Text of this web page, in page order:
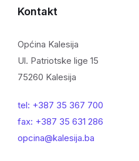
Kontakt
Općina Kalesija
Ul. Patriotske lige 15
75260 Kalesija
tel: +387 35 367 700
fax: +387 35 631 286
opcina@kalesija.ba